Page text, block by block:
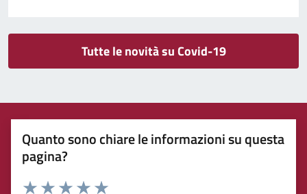
Tutte le novità su Covid-19
Quanto sono chiare le informazioni su questa
pagina?
Rating: